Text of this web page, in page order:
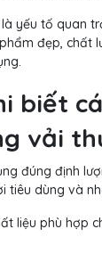
yếu tố quan
đẹp, chất
biết
vải
đúng định
tiêu dùng và
liệu phù hợp